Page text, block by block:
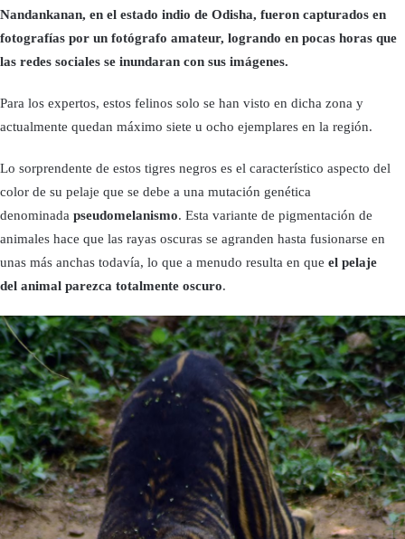
Nandankanan, en el estado indio de Odisha, fueron capturados en
fotografías por un fotógrafo amateur, logrando en pocas horas que
las redes sociales se inundaran con sus imágenes.
Para los expertos, estos felinos solo se han visto en dicha zona y
actualmente quedan máximo siete u ocho ejemplares en la región.
Lo sorprendente de estos tigres negros es el característico aspecto del
color de su pelaje que se debe a una mutación genética
denominada pseudomelanismo. Esta variante de pigmentación de
animales hace que las rayas oscuras se agranden hasta fusionarse en
unas más anchas todavía, lo que a menudo resulta en que el pelaje
del animal parezca totalmente oscuro.